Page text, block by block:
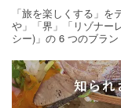
「旅を楽しくする」
や」「界」「リゾナー
シー)」の 6 つのブラ